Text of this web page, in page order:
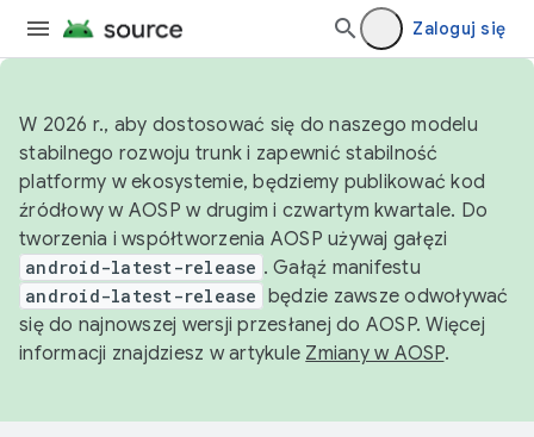
Zaloguj się
W 2026 r., aby dostosować się do naszego modelu
stabilnego rozwoju trunk i zapewnić stabilność
platformy w ekosystemie, będziemy publikować kod
źródłowy w AOSP w drugim i czwartym kwartale. Do
tworzenia i współtworzenia AOSP używaj gałęzi
android-latest-release . Gałąź manifestu
android-latest-release będzie zawsze odwoływać
się do najnowszej wersji przesłanej do AOSP. Więcej
informacji znajdziesz w artykule Zmiany w AOSP.